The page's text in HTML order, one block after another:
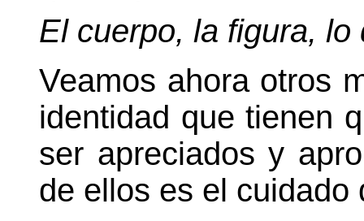
El cuerpo, la figura, lo
Veamos ahora otros
identidad que tienen
ser apreciados y
de ellos es el